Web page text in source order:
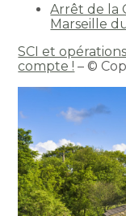
Arrêt de la
Marseille
SCI et
compte ! – ©